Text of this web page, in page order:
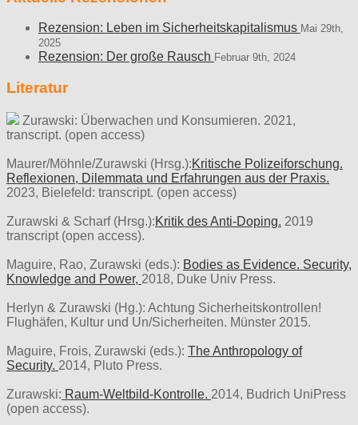
Rezension: Leben im Sicherheitskapitalismus Mai 29th,
2025
Rezension: Der große Rausch Februar 9th, 2024
Literatur
Zurawski: Überwachen und Konsumieren. 2021,
transcript. (open access)
Maurer/Möhnle/Zurawski (Hrsg.):Kritische Polizeiforschung.
Reflexionen, Dilemmata und Erfahrungen aus der Praxis.
2023, Bielefeld: transcript. (open access)
Zurawski & Scharf (Hrsg.):Kritik des Anti-Doping. 2019
transcript (open access).
Maguire, Rao, Zurawski (eds.): Bodies as Evidence. Security,
Knowledge and Power, 2018, Duke Univ Press.
Herlyn & Zurawski (Hg.): Achtung Sicherheitskontrollen!
Flughäfen, Kultur und Un/Sicherheiten. Münster 2015.
Maguire, Frois, Zurawski (eds.): The Anthropology of
Security. 2014, Pluto Press.
Zurawski: Raum-Weltbild-Kontrolle. 2014, Budrich UniPress
(open access).